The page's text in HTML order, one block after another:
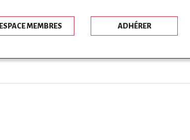
ESPACE MEMBRES ADHÉRER